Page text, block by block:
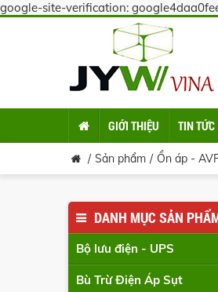
google-site-verification:
GIỚI THIỆU TIN TỨC
Sản phẩm Ổn áp -
DANH MỤC SẢN
Bộ lưu điện - UPS
Bù Trừ Điện Áp Sụt